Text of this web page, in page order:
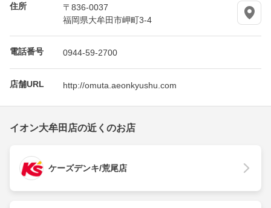
住所
〒836-0037
福岡県大牟田市岬町3-4
電話番号 0944-59-2700
店舗URL http://omuta.aeonkyushu.com
イオン大牟田店の近くのお店
ケーズデンキ/荒尾店